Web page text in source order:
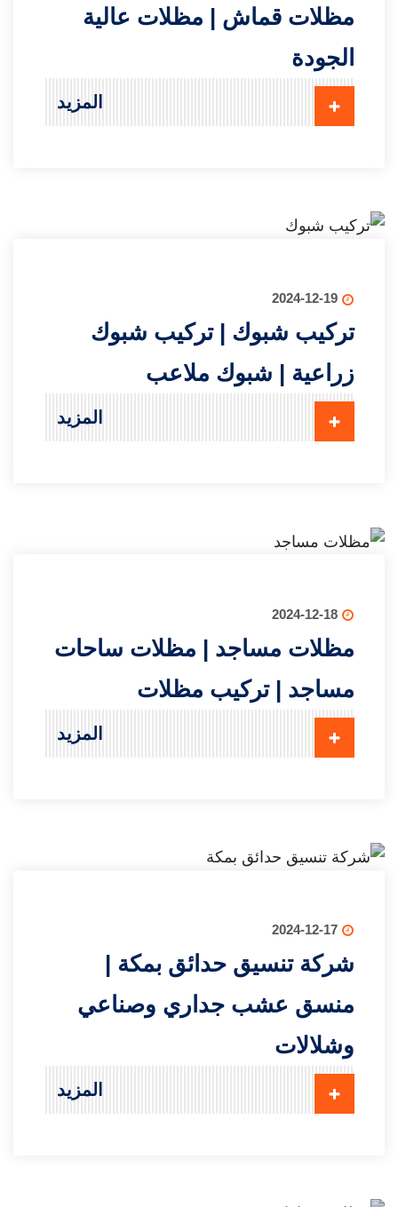
مظلات قماش | مظلات عالية
الجودة
المزيد
2024-12-19
تركيب شبوك | تركيب شبوك
زراعية | شبوك ملاعب
المزيد
2024-12-18
مظلات مساجد | مظلات ساحات
مساجد | تركيب مظلات
المزيد
2024-12-17
شركة تنسيق حدائق بمكة |
منسق عشب جداري وصناعي
وشلالات
المزيد